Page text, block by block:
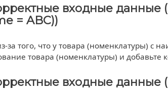
входные данные
= ABC))
за того, что у товара (номенклатуры) с
товара (номенклатуры) и добавьте
входные данные